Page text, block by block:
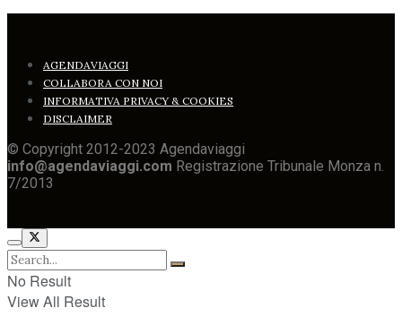
AGENDAVIAGGI
COLLABORA CON NOI
INFORMATIVA PRIVACY & COOKIES
DISCLAIMER
© Copyright 2012-2023 Agendaviaggi
info@agendaviaggi.com Registrazione Tribunale Monza n.
7/2013
No Result
View All Result